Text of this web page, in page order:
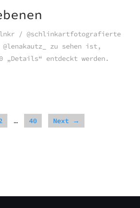
/ @schlinkartfotografierte
zu sehen ist,
„Details“ entdeckt werden.
… 40 Next →